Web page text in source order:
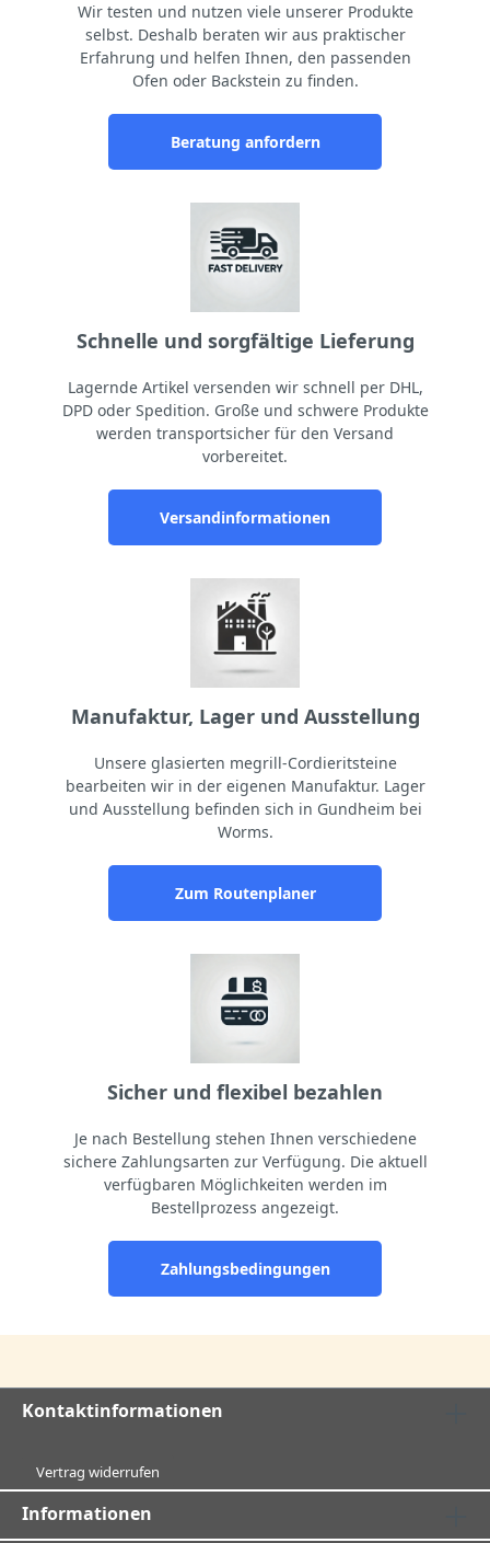
Wir testen und nutzen viele unserer Produkte
selbst. Deshalb beraten wir aus praktischer
Erfahrung und helfen Ihnen, den passenden
Ofen oder Backstein zu finden.
Beratung anfordern
Schnelle und sorgfältige Lieferung
Lagernde Artikel versenden wir schnell per DHL,
DPD oder Spedition. Große und schwere Produkte
werden transportsicher für den Versand
vorbereitet.
Versandinformationen
Manufaktur, Lager und Ausstellung
Unsere glasierten megrill-Cordieritsteine
bearbeiten wir in der eigenen Manufaktur. Lager
und Ausstellung befinden sich in Gundheim bei
Worms.
Zum Routenplaner
Sicher und flexibel bezahlen
Je nach Bestellung stehen Ihnen verschiedene
sichere Zahlungsarten zur Verfügung. Die aktuell
verfügbaren Möglichkeiten werden im
Bestellprozess angezeigt.
Zahlungsbedingungen
Kontaktinformationen
Vertrag widerrufen
Informationen